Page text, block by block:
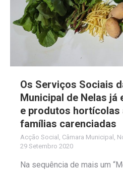
Os Serviços Sociais
Municipal de Nelas
e produtos hortícolas
famílias carenciadas
Acção Social Câmara Municipal
29 Setembro 2020
Na sequência de mais um